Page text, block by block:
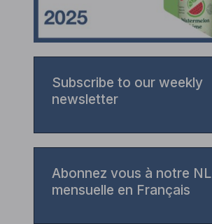
Subscribe to our weekly
newsletter
Abonnez vous à notre NL
mensuelle en Français